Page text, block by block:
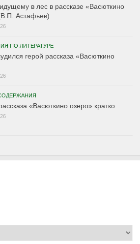
в лес в рассказе «Васюткино
Астафьев)
ПО ЛИТЕРАТУРЕ
герой рассказа «Васюткино
«Васюткино озеро» кратко